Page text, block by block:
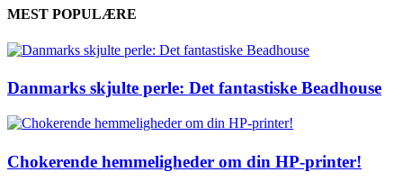
MEST POPULÆRE
Danmarks skjulte perle: Det fantastiske Beadhouse
Chokerende hemmeligheder om din HP-printer!